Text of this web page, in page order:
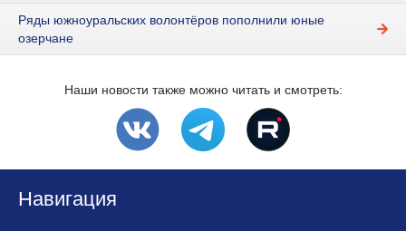
Ряды южноуральских волонтёров пополнили юные
озерчане
Наши новости также можно читать и смотреть:
Навигация